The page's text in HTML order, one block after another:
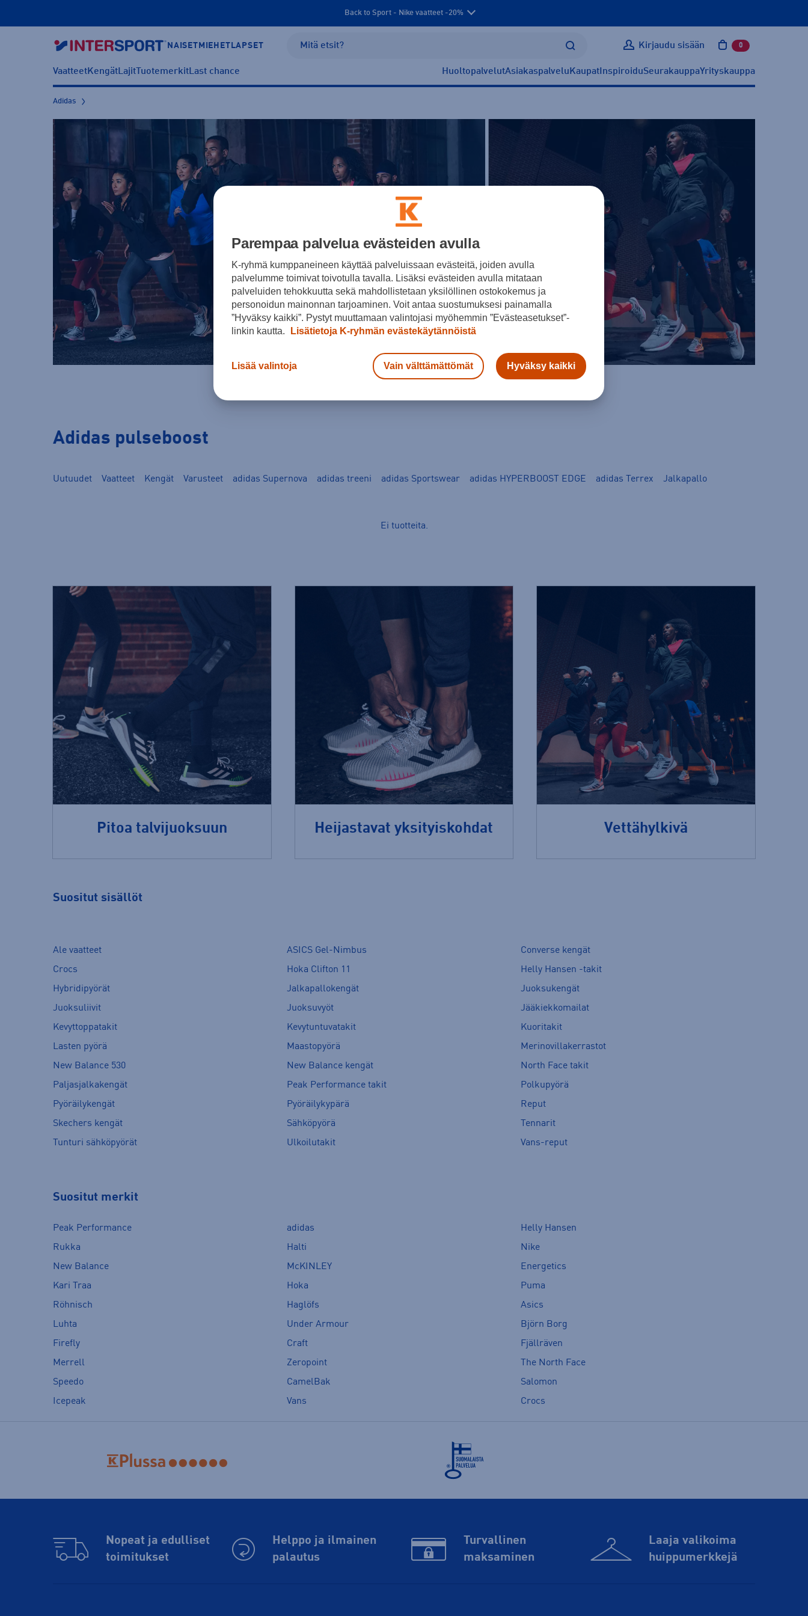
Back to Sport - Nike vaatteet -20%
NAISET MIEHET LAPSET Kirjaudu sisään 0 tuotetta
VaatteetKengätLajitTuotemerkitLast chance HuoltopalvelutAsiakaspalvelu Kaupat InspiroiduSeurakauppaYrityskauppa
Adidas
Adidas pulseboost
Uutuudet Vaatteet Kengät Varusteet adidas Supernova adidas treeni adidas Sportswear adidas HYPERBOOST EDGE adidas Terrex Jalkapallo
Ei tuotteita.
Pitoa talvijuoksuun Heijastavat yksityiskohdat Vettähylkivä
Suositut sisällöt
Ale vaatteet ASICS Gel-Nimbus
Converse kengät
Crocs
Hoka Clifton 11
Helly Hansen -takit
Hybridipyörät
Jalkapallokengät
Juoksukengät
Juoksuliivit
Juoksuvyöt
Jääkiekkomailat
Kevyttoppatakit
Kevytuntuvatakit
Kuoritakit
Lasten pyörä
Maastopyörä
Merinovillakerrastot
New Balance 530
New Balance kengät
North Face takit
Paljasjalkakengät
Peak Performance takit
Polkupyörä
Pyöräilykengät
Pyöräilykypärä
Reput
Skechers kengät
Sähköpyörä
Tennarit
Tunturi sähköpyörät
Ulkoilutakit Vans-reput
Suositut merkit
Peak Performance adidas
Helly Hansen
Rukka
Halti
Nike
New Balance
McKINLEY
Energetics
Kari Traa
Hoka
Puma
Röhnisch
Haglöfs
Asics
Luhta
Under Armour
Björn Borg
Firefly
Craft
Fjällräven
Merrell
Zeropoint
The North Face
Speedo
CamelBak
Salomon
Icepeak
Vans Crocs
Nopeat ja edulliset
toimitukset
Helppo ja ilmainen
palautus
Turvallinen
maksaminen
Laaja valikoima
huippu­merkkejä
Parempaa palvelua evästeiden avulla
K-ryhmä kumppaneineen käyttää palveluissaan evästeitä, joiden avulla
palvelumme toimivat toivotulla tavalla. Lisäksi evästeiden avulla mitataan
palveluiden tehokkuutta sekä mahdollistetaan yksilöllinen ostokokemus ja
personoidun mainonnan tarjoaminen. Voit antaa suostumuksesi painamalla
”Hyväksy kaikki”. Pystyt muuttamaan valintojasi myöhemmin ”Evästeasetukset”-
linkin kautta.
Lisätietoja K-ryhmän evästekäytännöistä
Lisää valintoja Vain välttämättömät Hyväksy kaikki